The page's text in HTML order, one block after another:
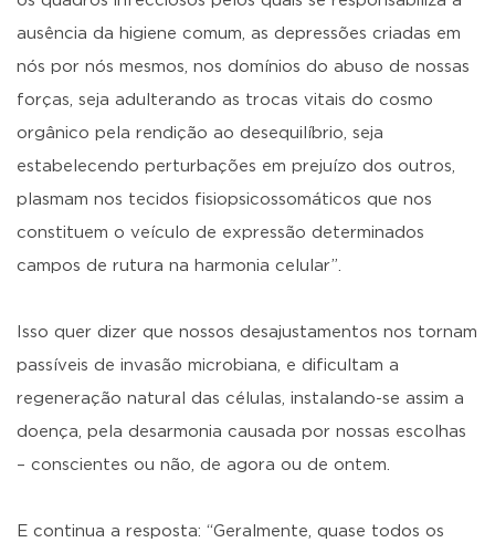
ausência da higiene comum, as depressões criadas em
nós por nós mesmos, nos domínios do abuso de nossas
forças, seja adulterando as trocas vitais do cosmo
orgânico pela rendição ao desequilíbrio, seja
estabelecendo perturbações em prejuízo dos outros,
plasmam nos tecidos fisiopsicossomáticos que nos
constituem o veículo de expressão determinados
campos de rutura na harmonia celular”.
Isso quer dizer que nossos desajustamentos nos tornam
passíveis de invasão microbiana, e dificultam a
regeneração natural das células, instalando-se assim a
doença, pela desarmonia causada por nossas escolhas
– conscientes ou não, de agora ou de ontem.
E continua a resposta: “Geralmente, quase todos os